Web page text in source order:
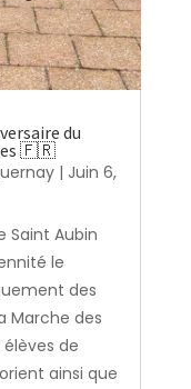
du
🇫🇷
| Juin 6,
Saint Aubin
le
des
Marche des
de
ainsi que